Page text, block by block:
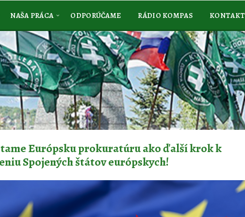
NAŠA PRÁCA ODPORÚČAME RÁDIO KOMPAS KONTAKT
Európsku prokuratúru ako ďalší krok k
Spojených štátov európskych!